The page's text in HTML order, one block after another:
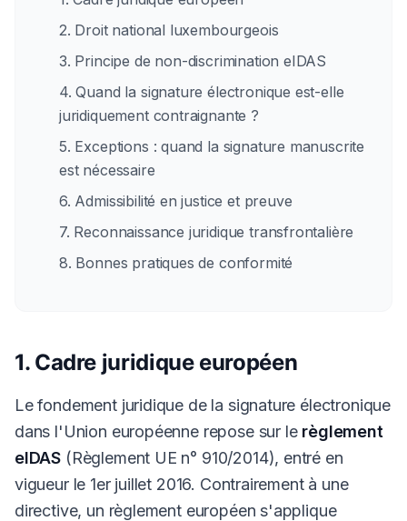
2. Droit national luxembourgeois
3. Principe de non-discrimination eIDAS
4. Quand la signature électronique est-elle
juridiquement contraignante ?
5. Exceptions : quand la signature manuscrite
est nécessaire
6. Admissibilité en justice et preuve
7. Reconnaissance juridique transfrontalière
8. Bonnes pratiques de conformité
1. Cadre juridique européen
Le fondement juridique de la signature électronique
dans l'Union européenne repose sur le règlement
eIDAS (Règlement UE n° 910/2014), entré en
vigueur le 1er juillet 2016. Contrairement à une
directive, un règlement européen s'applique